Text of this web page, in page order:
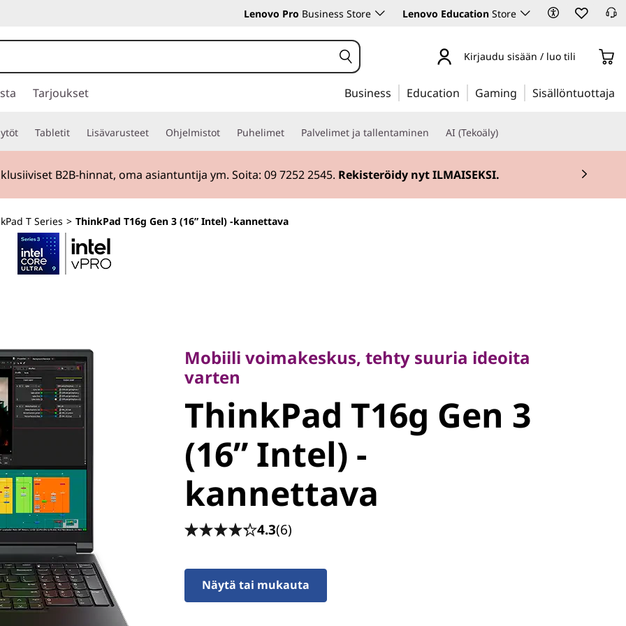
Lenovo Pro Business Store Lenovo Education Store
Kirjaudu sisään / luo tili
Tarjoukset Business Education Gaming Sisällöntuottaja
Tabletit Lisävarusteet Ohjelmistot Puhelimet Palvelimet ja tallentaminen AI (Tekoäly)
B2B-hinnat, oma asiantuntija ym. Soita: 09 7252 2545. Rekisteröidy nyt ILMAISEKSI.
T Series > ThinkPad T16g Gen 3 (16” Intel) -kannettava
ThinkPad T16g Gen
3 (16” Intel) -
kannettava
Mobiili voimakeskus, tehty suuria ideoita
varten
ThinkPad T16g Gen 3
(16” Intel) -
kannettava
4.3(6)
Näytä tai mukauta